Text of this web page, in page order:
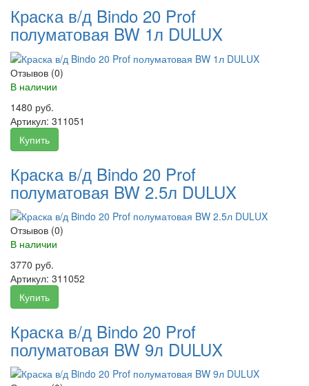
Краска в/д Bindo 20 Prof
полуматовая BW 1л DULUX
Отзывов (0)
В наличии
1480 руб.
Артикул: 311051
Купить
Краска в/д Bindo 20 Prof
полуматовая BW 2.5л DULUX
Отзывов (0)
В наличии
3770 руб.
Артикул: 311052
Купить
Краска в/д Bindo 20 Prof
полуматовая BW 9л DULUX